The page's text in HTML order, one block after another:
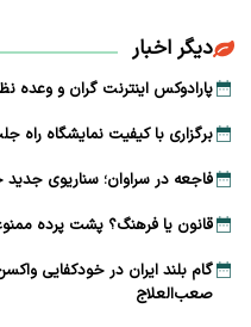
دیگر اخبار
پارادوکس اینترنت گران و وعده
برگزاری با کیفیت نمایشگاه راه
فاجعه در سراوان؛ سناریوی جدید
قانون یا فرهنگ؟ پشت پرده
گام بلند ایران در خودکفایی
صعب‌العلاج